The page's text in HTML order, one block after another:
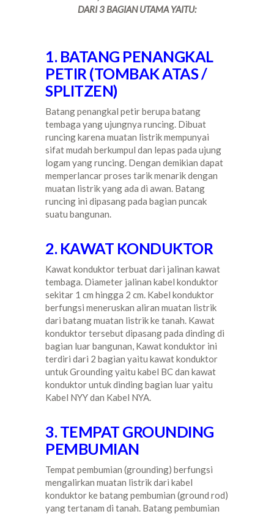
DARI 3 BAGIAN UTAMA YAITU:
1. BATANG PENANGKAL
PETIR (TOMBAK ATAS /
SPLITZEN)
Batang penangkal petir berupa batang
tembaga yang ujungnya runcing. Dibuat
runcing karena muatan listrik mempunyai
sifat mudah berkumpul dan lepas pada ujung
logam yang runcing. Dengan demikian dapat
memperlancar proses tarik menarik dengan
muatan listrik yang ada di awan. Batang
runcing ini dipasang pada bagian puncak
suatu bangunan.
2. KAWAT KONDUKTOR
Kawat konduktor terbuat dari jalinan kawat
tembaga. Diameter jalinan kabel konduktor
sekitar 1 cm hingga 2 cm. Kabel konduktor
berfungsi meneruskan aliran muatan listrik
dari batang muatan listrik ke tanah. Kawat
konduktor tersebut dipasang pada dinding di
bagian luar bangunan, Kawat konduktor ini
terdiri dari 2 bagian yaitu kawat konduktor
untuk Grounding yaitu kabel BC dan kawat
konduktor untuk dinding bagian luar yaitu
Kabel NYY dan Kabel NYA.
3. TEMPAT GROUNDING
PEMBUMIAN
Tempat pembumian (grounding) berfungsi
mengalirkan muatan listrik dari kabel
konduktor ke batang pembumian (ground rod)
yang tertanam di tanah. Batang pembumian